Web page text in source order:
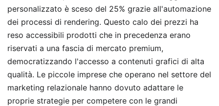
personalizzato è sceso del 25% grazie all'automazione
dei processi di rendering. Questo calo dei prezzi ha
reso accessibili prodotti che in precedenza erano
riservati a una fascia di mercato premium,
democratizzando l'accesso a contenuti grafici di alta
qualità. Le piccole imprese che operano nel settore del
marketing relazionale hanno dovuto adattare le
proprie strategie per competere con le grandi